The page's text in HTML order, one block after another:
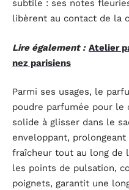
subtile : ses notes
libèrent au contact de la
Lire également : Atelier
nez parisiens
Parmi ses usages, le
poudre parfumée pour le
solide à glisser dans le
enveloppant,
fraîcheur tout au long de
les points de pulsation,
poignets, garantit une